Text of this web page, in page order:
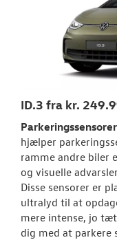
ID.3 fra kr.
Parkeringssensorer
hjælper
ramme andre biler
og visuelle
Disse sensorer er
ultralyd til at
mere intense, jo
dig med at parkere